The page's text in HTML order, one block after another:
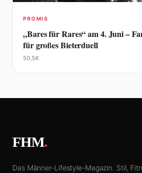
PROMIS
„Bares für Rares“ am 4. Juni –
für großes Bieterduell
50,5K
FHM.
Das Männer-Lifestyle-Magazin. Stil,